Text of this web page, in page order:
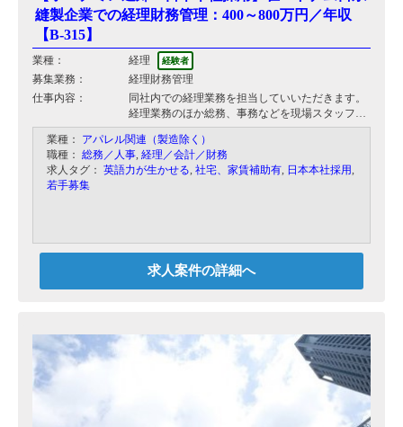
縫製企業での経理財務管理：400～800万円／年収
【B-315】
業種： 経理 経験者
募集業務：
経理財務管理
仕事内容：
同社内での経理業務を担当していいただきます。
経理業務のほか総務、事務などを現場スタッフと
共同で処理してもらう予定です。
【具体的には】
・社内経理業務
業種： アパレル関連（製造除く）
職種： 総務／人事, 経理／会計／財務
求人タグ： 英語力が生かせる, 社宅、家賃補助有, 日本本社採用,
若手募集
求人案件の詳細へ